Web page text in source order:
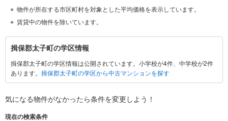
物件が所在する市区町村を対象とした平均価格を表示しています。
賃貸中の物件を除いています。
揖
保
郡
太
町
揖保郡太子町の学区情報
揖保郡太子町の学区情報は公開されています。小学校が4件、中学校が2件
あります。 揖保郡太子町の学区から中古マンションを探す
気になる物件がなかったら条件を変更しよう！
現在の検索条件